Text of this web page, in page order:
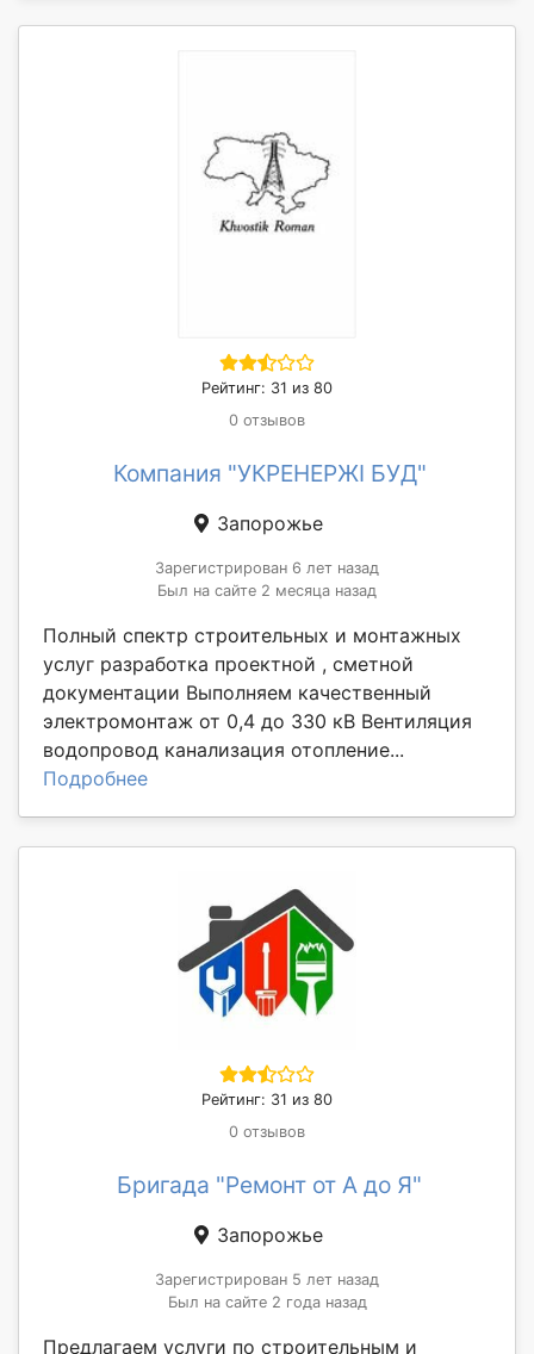
Рейтинг: 31 из 80
0 отзывов
Компания "УКРЕНЕРЖІ БУД"
Запорожье
Зарегистрирован 6 лет назад
Был на сайте 2 месяца назад
Полный спектр строительных и монтажных
услуг разработка проектной , сметной
документации Выполняем качественный
электромонтаж от 0,4 до 330 кВ Вентиляция
водопровод канализация отопление...
Подробнее
Рейтинг: 31 из 80
0 отзывов
Бригада "Ремонт от А до Я"
Запорожье
Зарегистрирован 5 лет назад
Был на сайте 2 года назад
Предлагаем услуги по строительным и